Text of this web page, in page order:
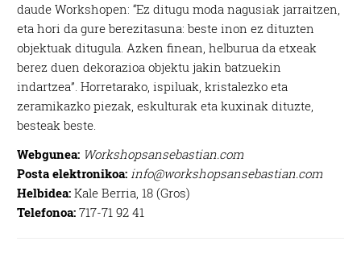
daude Workshopen: “Ez ditugu moda nagusiak jarraitzen,
eta hori da gure berezitasuna: beste inon ez dituzten
objektuak ditugula. Azken finean, helburua da etxeak
berez duen dekorazioa objektu jakin batzuekin
indartzea”. Horretarako, ispiluak, kristalezko eta
zeramikazko piezak, eskulturak eta kuxinak dituzte,
besteak beste.
Webgunea: Workshopsansebastian.com
Posta elektronikoa: info@workshopsansebastian.com
Helbidea: Kale Berria, 18 (Gros)
Telefonoa: 717-71 92 41